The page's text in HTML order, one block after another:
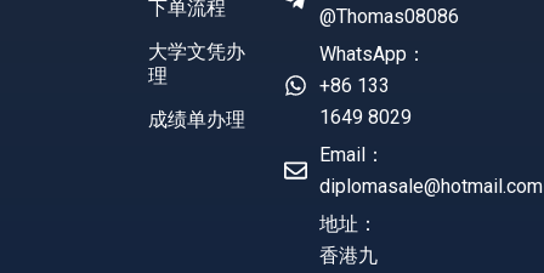
下单流程
大学文凭办
理
成绩单办理
@Thomas08086
WhatsApp：
+86 133
1649 8029
Email：
diplomasale@hotmail.com
地址：
香港九